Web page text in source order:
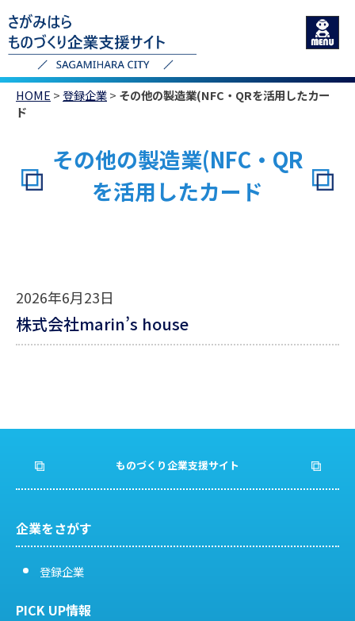
HOME >登録企業> その他の製造業(NFC・QRを活用したカー
ド
その他の製造業(NFC・QR
を活用したカード
2026年6月23日
株式会社marin’s house
ものづくり企業支援サイト
企業をさがす
登録企業
PICK UP情報